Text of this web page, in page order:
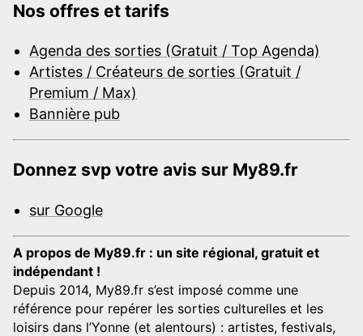
Nos offres et tarifs
Agenda des sorties (Gratuit / Top Agenda)
Artistes / Créateurs de sorties (Gratuit /
Premium / Max)
Bannière pub
Donnez svp votre avis sur My89.fr
sur Google
A propos de My89.fr : un site régional, gratuit et
indépendant !
Depuis 2014, My89.fr s’est imposé comme une
référence pour repérer les sorties culturelles et les
loisirs dans l’Yonne (et alentours) : artistes, festivals,